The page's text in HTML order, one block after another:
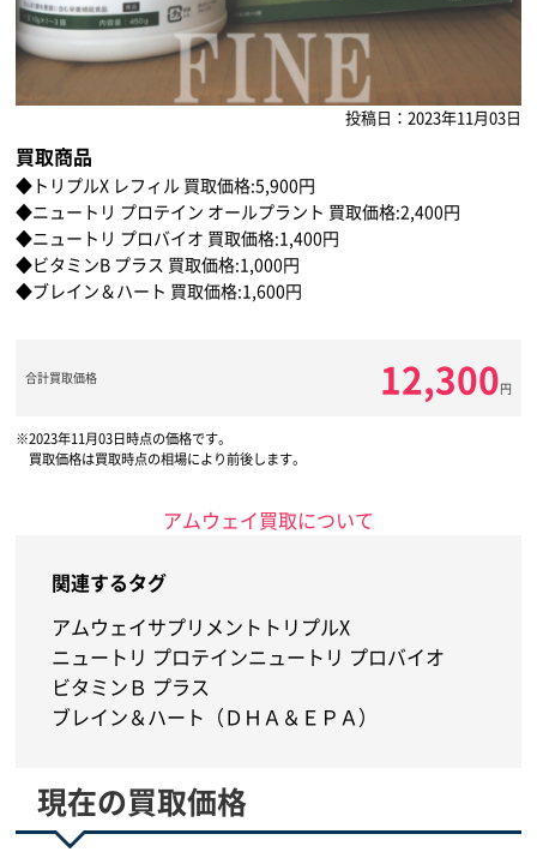
投稿日：2023年11月03日
買取商品
◆トリプルX レフィル 買取価格:5,900円
◆ニュートリ プロテイン オールプラント 買取価格:2,400円
◆ニュートリ プロバイオ 買取価格:1,400円
◆ビタミンB プラス 買取価格:1,000円
◆ブレイン＆ハート 買取価格:1,600円
合計買取価格 12,300円
2023年11月03日時点の価格です。
買取価格は買取時点の相場により前後します。
アムウェイ買取について
関連するタグ
アムウェイサプリメント トリプルX
ニュートリ プロテインニュートリ プロバイオ
ビタミンＢ プラス
ブレイン＆ハート（ＤＨＡ＆ＥＰＡ）
現在の買取価格